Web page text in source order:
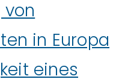
in Europa
eines